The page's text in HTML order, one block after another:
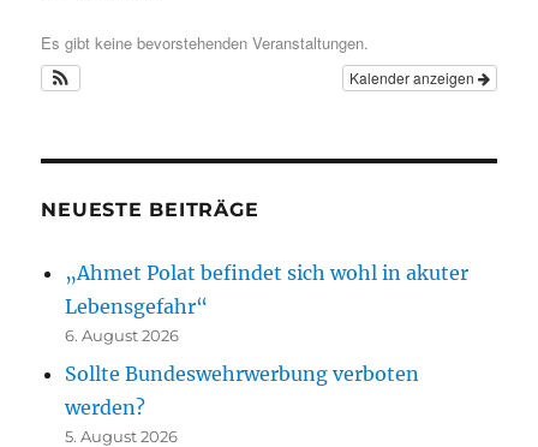
Es gibt keine bevorstehenden Veranstaltungen.
Kalender anzeigen
NEUESTE BEITRÄGE
„Ahmet Polat befindet sich wohl in akuter
Lebensgefahr“
6. August 2026
Sollte Bundeswehrwerbung verboten
werden?
5. August 2026